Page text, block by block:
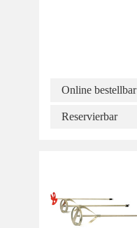
Online bestellbar
Reservierbar